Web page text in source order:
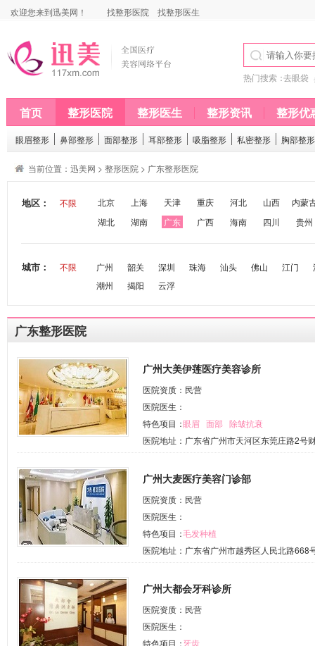
欢迎您来到迅美网！ 找整形医院 找整形医生
热门搜索：去眼袋
首页 整形医院 整形医生 整形资讯 整形优
眼眉整形 鼻部整形 面部整形 耳部整形 吸脂整形 私密整形 胸部整形
当前位置： 迅美网 > 整形医院 > 广东整形医院
地区： 不限 北京 上海 天津 重庆 河北 山西
内蒙
湖北
湖南 广东 广西 海南 四川 贵州
城市： 不限 广州 韶关 深圳 珠海 汕头 佛山 江门
潮州
揭阳 云浮
广东整形医院
广州大美伊莲医疗美容诊所
医院资质：民营
医院医生：
特色项目：眼眉 面部 除皱抗衰
医院地址：广东省广州市天河区东莞庄路2号
广州大麦医疗美容门诊部
医院资质：民营
医院医生：
特色项目：毛发种植
医院地址：广东省广州市越秀区人民北路668
广州大都会牙科诊所
医院资质：民营
医院医生：
特色项目：牙齿